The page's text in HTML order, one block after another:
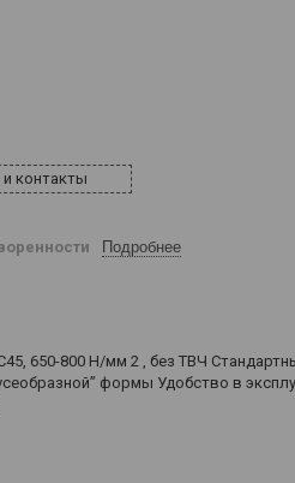
контакты
Подробнее
650-800 Н/мм 2 , без ТВЧ
формы Удобство в